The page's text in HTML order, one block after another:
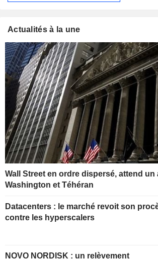
Actualités à la une
Wall Street en ordre dispersé, attend
Washington et Téhéran
Datacenters : le marché revoit son
contre les hyperscalers
NOVO NORDISK : un relèvement